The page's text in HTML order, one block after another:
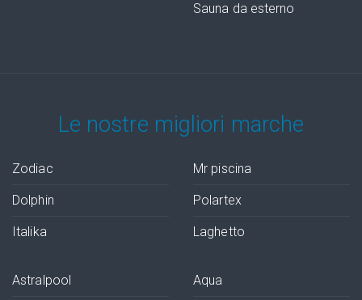
Sauna da esterno
Le nostre migliori marche
Zodiac
Dolphin
Italika
Mr piscina
Polartex
Laghetto
Astralpool Aqua